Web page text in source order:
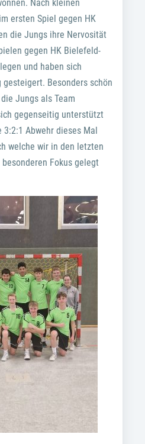
Nach kleinen
ersten Spiel gegen HK
die Jungs ihre Nervosität
gegen HK Bielefeld-
und haben sich
Besonders schön
Jungs als Team
gegenseitig unterstützt
Abwehr dieses Mal
welche wir in den letzten
Fokus gelegt